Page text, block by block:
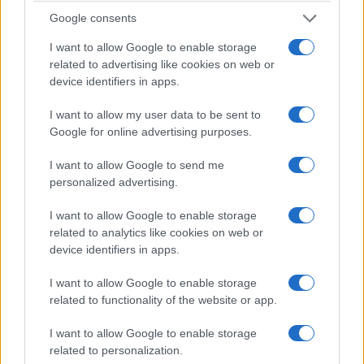
Google consents
I want to allow Google to enable storage
related to advertising like cookies on web or
device identifiers in apps.
I want to allow my user data to be sent to
Google for online advertising purposes.
I want to allow Google to send me
personalized advertising.
I want to allow Google to enable storage
related to analytics like cookies on web or
device identifiers in apps.
I want to allow Google to enable storage
related to functionality of the website or app.
I want to allow Google to enable storage
related to personalization.
ΑΝΗΚΕΙ ΣΤΗΝ ΚΑΤΗΓΟΡΙΑ: ΤΗΛΕΟΡΑΣΗ
ΕΠΙΣΗΜΑΣΜΕΝΟ ΜΕ: ΕΚΚΟΜΕΔ , ΕΛΛΗΝΙΚΗ ΑΚΑΔΗΜΙΑ
ΚΙΝΗΜΑΤΟΓΡΑΦΟΥ , ΛΕΥΤΕΡΗΣ ΧΑΡΙΤΟΣ , ΛΕΩΝΙΔΑΣ